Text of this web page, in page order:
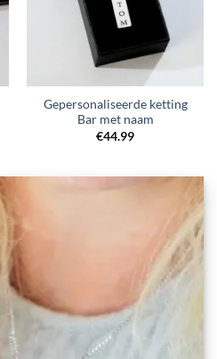
Gepersonaliseerde ketting
Bar met naam
€44.99